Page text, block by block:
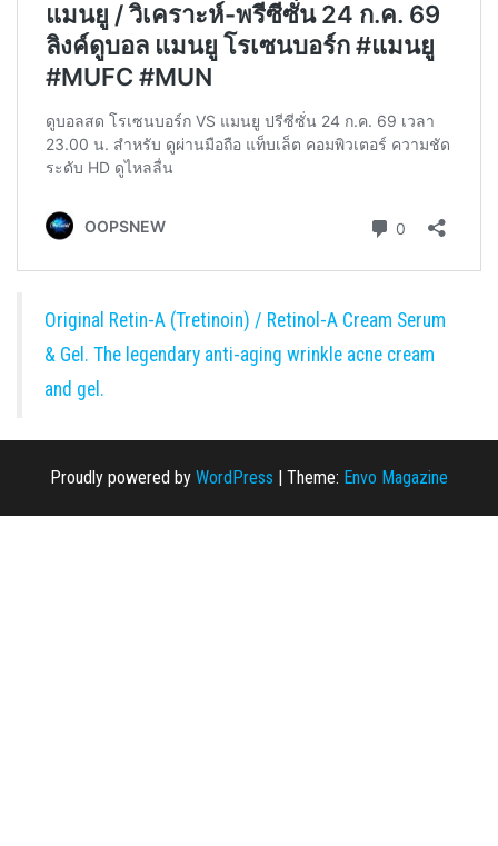
Original Retin-A (Tretinoin) / Retinol-A Cream Serum
& Gel. The legendary anti-aging wrinkle acne cream
and gel.
Proudly powered by WordPress Theme: Envo Magazine